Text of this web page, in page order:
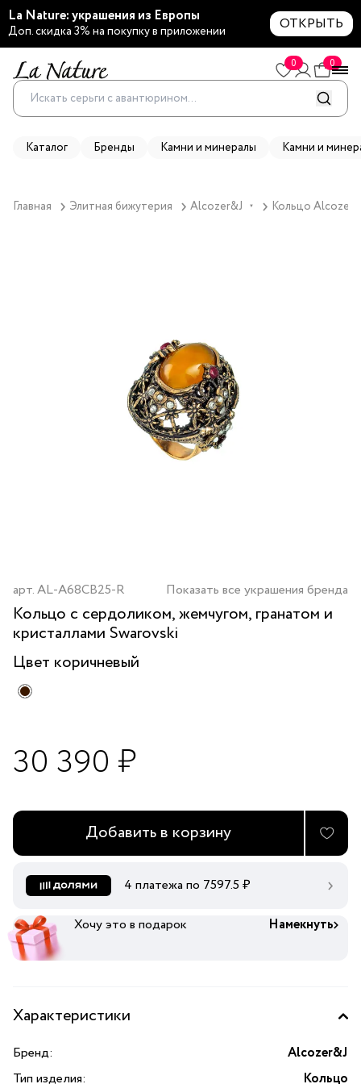
La Nature: украшения из Европы
Доп. скидка 3% на покупку в приложении ОТКРЫТЬ
0 0
Каталог Бренды Камни и минералы Камни и
Главная Элитная бижутерия Alcozer&J ▼ Кольцо
арт.AL-A68CB25-R Показать все украшения бренда
Кольцо с сердоликом, жемчугом, гранатом и
кристаллами Swarovski
Цвет коричневый
30 390 ₽
Добавить в корзину
4 платежа по 7597.5 ₽
Хочу это в подарок Намекнуть
Характеристики
Бренд:
Alcozer&J
Тип изделия:
Кольцо